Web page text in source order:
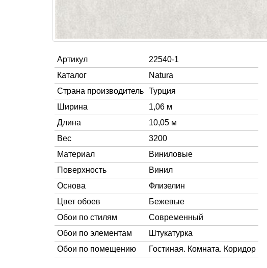
Артикул
22540-1
Каталог
Natura
Страна производитель Турция
Ширина
1,06 м
Длина
10,05 м
Вес
3200
Материал
Виниловые
Поверхность
Винил
Основа
Флизелин
Цвет обоев
Бежевые
Обои по стилям
Современный
Обои по элементам
Штукатурка
Обои по помещению
Гостиная. Комната. Коридор